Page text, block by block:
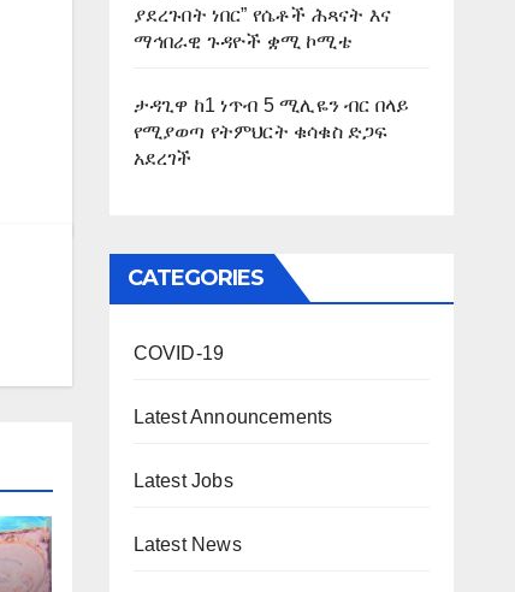
ያደረጉበት ነበር” የሴቶች ሕጻናት እና
ማኅበራዊ ጉዳዮች ቋሚ ኮሚቴ
ታዳጊዋ ከ1 ነጥብ 5 ሚሊዬን ብር በላይ
የሚያወጣ የትምህርት ቁሳቁስ ድጋፍ
አደረገች
CATEGORIES
COVID-19
Latest Announcements
Latest Jobs
Latest News